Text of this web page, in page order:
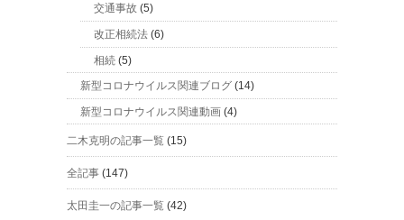
交通事故 (5)
改正相続法 (6)
相続 (5)
新型コロナウイルス関連ブログ (14)
新型コロナウイルス関連動画 (4)
二木克明の記事一覧 (15)
全記事 (147)
太田圭一の記事一覧 (42)